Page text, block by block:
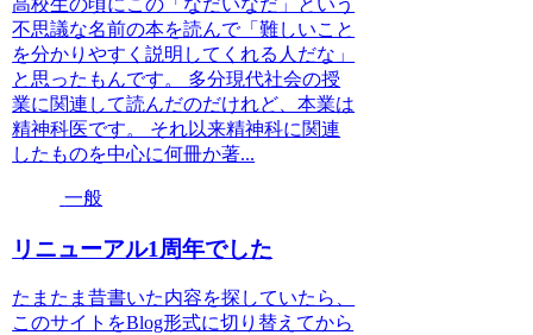
不思議な名前の本を読んで「難しいこと
を分かりやすく説明してくれる人だな」
と思ったもんです。 多分現代社会の授
業に関連して読んだのだけれど、本業は
精神科医です。 それ以来精神科に関連
したものを中心に何冊か著...
一般
リニューアル1周年でした
たまたま昔書いた内容を探していたら、
このサイトをBlog形式に切り替えてから